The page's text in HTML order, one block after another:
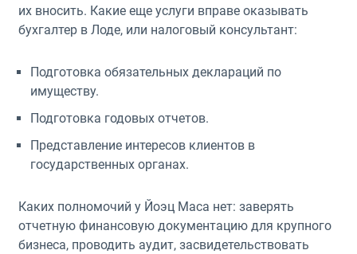
их вносить. Какие еще услуги вправе оказывать
бухгалтер в Лоде, или налоговый консультант:
Подготовка обязательных деклараций по
имуществу.
Подготовка годовых отчетов.
Представление интересов клиентов в
государственных органах.
Каких полномочий у Йоэц Маса нет: заверять
отчетную финансовую документацию для крупного
бизнеса, проводить аудит, засвидетельствовать